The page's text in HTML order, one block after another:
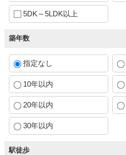
5DK～5LDK以上
築年数
指定なし
10年以内
20年以内
30年以内
駅徒歩